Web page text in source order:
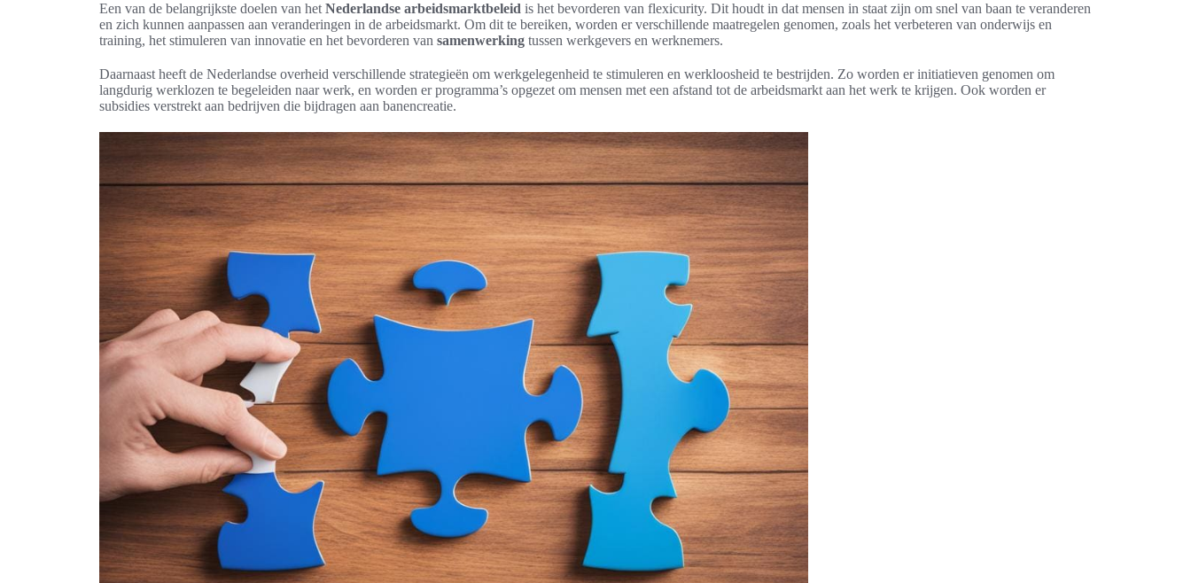
Een van de belangrijkste doelen van het Nederlandse arbeidsmarktbeleid is het bevorderen van flexicurity. Dit houdt in dat mensen in staat zijn om snel van baan te veranderen
en zich kunnen aanpassen aan veranderingen in de arbeidsmarkt. Om dit te bereiken, worden er verschillende maatregelen genomen, zoals het verbeteren van onderwijs en
training, het stimuleren van innovatie en het bevorderen van samenwerking tussen werkgevers en werknemers.
Daarnaast heeft de Nederlandse overheid verschillende strategieën om werkgelegenheid te stimuleren en werkloosheid te bestrijden. Zo worden er initiatieven genomen om
langdurig werklozen te begeleiden naar werk, en worden er programma’s opgezet om mensen met een afstand tot de arbeidsmarkt aan het werk te krijgen. Ook worden er
subsidies verstrekt aan bedrijven die bijdragen aan banencreatie.